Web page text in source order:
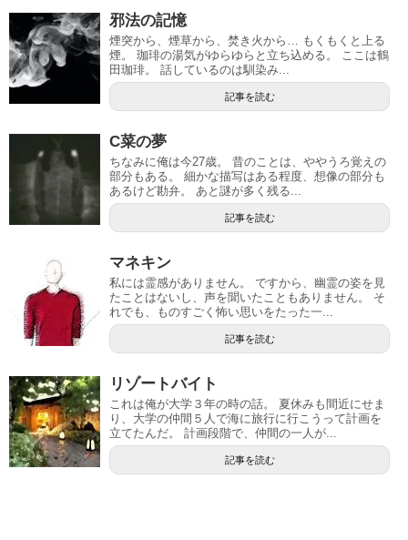
邪法の記憶
煙突から、煙草から、焚き火から… もくもくと上る
煙。 珈琲の湯気がゆらゆらと立ち込める。 ここは鶴
田珈琲。 話しているのは馴染み...
記事を読む
C菜の夢
ちなみに俺は今27歳。 昔のことは、ややうろ覚えの
部分もある。 細かな描写はある程度、想像の部分も
あるけど勘弁。 あと謎が多く残る...
記事を読む
マネキン
私には霊感がありません。 ですから、幽霊の姿を見
たことはないし、声を聞いたこともありません。 そ
れでも、ものすごく怖い思いをたった一...
記事を読む
リゾートバイト
これは俺が大学３年の時の話。 夏休みも間近にせま
り、大学の仲間５人で海に旅行に行こうって計画を
立てたんだ。 計画段階で、仲間の一人が...
記事を読む